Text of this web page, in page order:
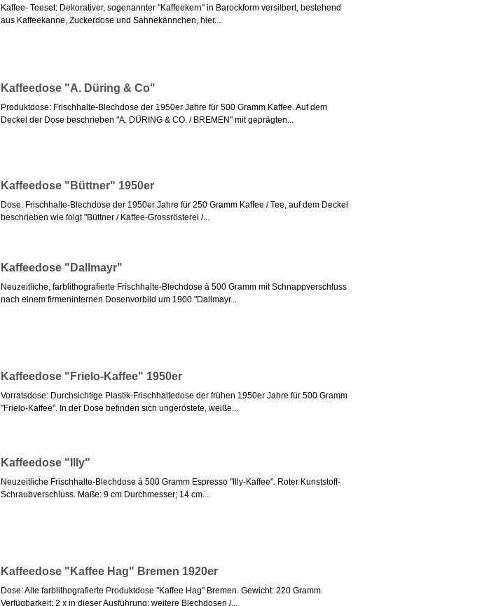
Kaffee- Teeset: Dekorativer, sogenannter "Kaffeekern" in Barockform versilbert, bestehend
aus Kaffeekanne, Zuckerdose und Sahnekännchen, hier...
Kaffeedose "A. Düring & Co"
Produktdose: Frischhalte-Blechdose der 1950er Jahre für 500 Gramm Kaffee. Auf dem
Deckel der Dose beschrieben "A. DÜRING & CO. / BREMEN" mit geprägten...
Kaffeedose "Büttner" 1950er
Dose: Frischhalte-Blechdose der 1950er Jahre für 250 Gramm Kaffee / Tee, auf dem Deckel
beschrieben wie folgt "Büttner / Kaffee-Grossrösterei /...
Kaffeedose "Dallmayr"
Neuzeitliche, farblithografierte Frischhalte-Blechdose à 500 Gramm mit Schnappverschluss
nach einem firmeninternen Dosenvorbild um 1900 "Dallmayr...
Kaffeedose "Frielo-Kaffee" 1950er
Vorratsdose: Durchsichtige Plastik-Frischhaltedose der frühen 1950er Jahre für 500 Gramm
"Frielo-Kaffee". In der Dose befinden sich ungeröstete, weiße...
Kaffeedose "Illy"
Neuzeitliche Frischhalte-Blechdose à 500 Gramm Espresso "Illy-Kaffee". Roter Kunststoff-
Schraubverschluss. Maße: 9 cm Durchmesser; 14 cm...
Kaffeedose "Kaffee Hag" Bremen 1920er
Dose: Alte farblithografierte Produktdose "Kaffee Hag" Bremen. Gewicht: 220 Gramm.
Verfügbarkeit: 2 x in dieser Ausführung; weitere Blechdosen /...